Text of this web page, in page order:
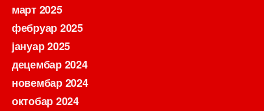
март 2025
фебруар 2025
јануар 2025
децембар 2024
новембар 2024
октобар 2024